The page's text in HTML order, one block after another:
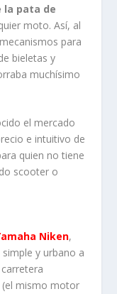
la pata de
moto. Así, al
para
bieletas y
muchísimo
el mercado
e intuitivo de
quien no tiene
scooter o
Niken,
y urbano a
(el mismo motor